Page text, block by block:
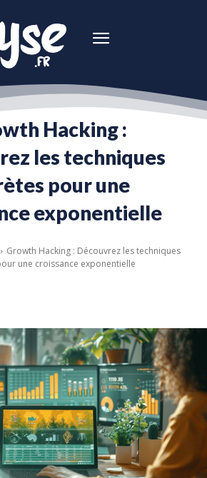
Hacking :
les techniques
pour une
exponentielle
Growth Hacking : Découvrez les techniques
une croissance exponentielle